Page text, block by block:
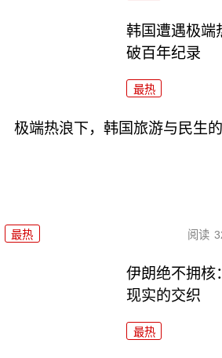
韩国遭遇极端
破百年纪录
最热
极端热浪下，韩国旅游与民生
最热 阅读
伊朗绝不拥核
现实的交织
最热